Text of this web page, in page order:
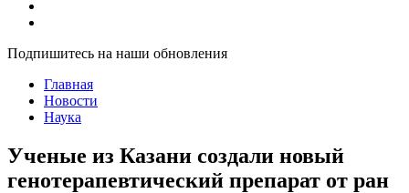
Подпишитесь на наши обновления
Главная
Новости
Наука
Ученые из Казани создали новый
генотерапевтический препарат от ран